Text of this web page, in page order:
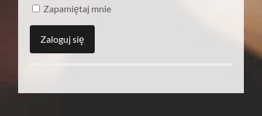
Zapamiętaj mnie